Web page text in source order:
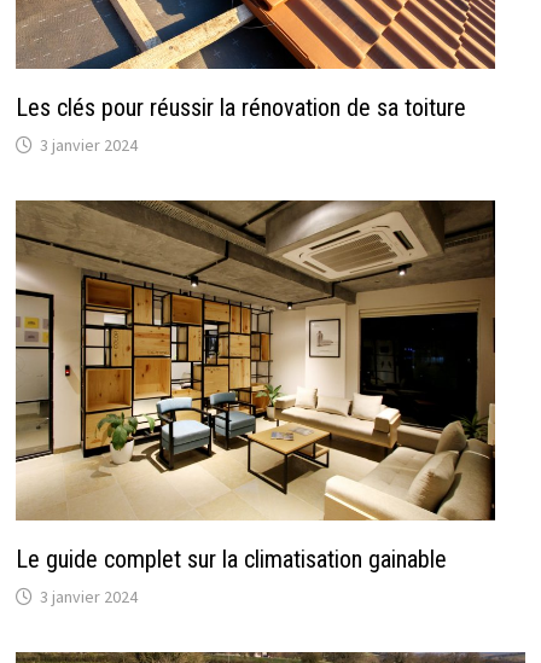
Les clés pour réussir la rénovation de sa toiture
3 janvier 2024
Le guide complet sur la climatisation gainable
3 janvier 2024